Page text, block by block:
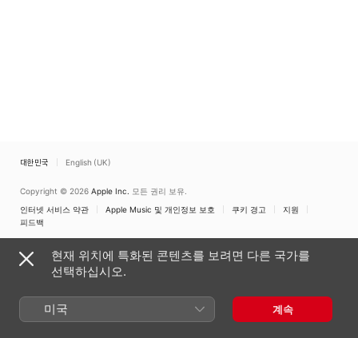
대한민국 English (UK)
Copyright © 2026 Apple Inc. 모든 권리 보유.
인터넷 서비스 약관
Apple Music 및 개인정보 보호 쿠키 경고
지원
피드백
현재 위치에 특화된 콘텐츠를 보려면 다른 국가를
선택하십시오.
미국 계속